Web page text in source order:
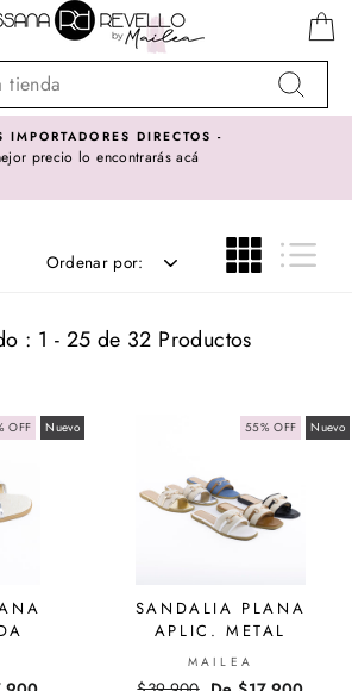
Buscar
IMPORTADORES DIRECTOS -
precio lo encontrarás acá
Ordenar por:
ORDENAR
: 1 - 25 de 32 Productos
OFF Nuevo 55% OFF Nuevo
SANDALIA PLANA
APLIC. METAL
MAILEA